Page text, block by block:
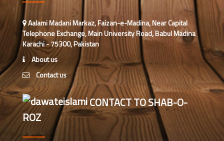
،پاکستان)
احمد رضا ہاشمی (درجہ خامسہ مرکزی
جامعۃ المدينہ فيضان عثمان غنى،
کراچی،پاکستان)
ارشد علی عطاری (درجہ خامسہ
مرکزی جامعۃ المدینہ فیضانِ مدینہ،
کراچی،پاکستان)
عبدالرؤف (درجہ سابعہ جامعۃ المدینہ
فیضان بغداد ،کراچی،پاکستان)
عبد الرسول (درجہ خامسہ مرکزی
Aalami Madani Markaz, Faizan-e-Madina, Near Capital
Telephone Exchange, Main University Road, Babul Madina
Karachi - 75300, Pakistan
About us
Contact us
CONTACT TO SHAB-O-
ROZ